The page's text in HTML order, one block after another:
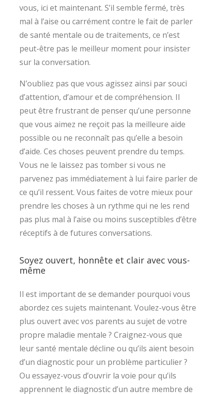
vous, ici et maintenant. S’il semble fermé, très
mal à l’aise ou carrément contre le fait de parler
de santé mentale ou de traitements, ce n’est
peut-être pas le meilleur moment pour insister
sur la conversation.
N’oubliez pas que vous agissez ainsi par souci
d’attention, d’amour et de compréhension. Il
peut être frustrant de penser qu’une personne
que vous aimez ne reçoit pas la meilleure aide
possible ou ne reconnaît pas qu’elle a besoin
d’aide. Ces choses peuvent prendre du temps.
Vous ne le laissez pas tomber si vous ne
parvenez pas immédiatement à lui faire parler de
ce qu’il ressent. Vous faites de votre mieux pour
prendre les choses à un rythme qui ne les rend
pas plus mal à l’aise ou moins susceptibles d’être
réceptifs à de futures conversations.
Soyez ouvert, honnête et clair avec vous-
même
Il est important de se demander pourquoi vous
abordez ces sujets maintenant. Voulez-vous être
plus ouvert avec vos parents au sujet de votre
propre maladie mentale ? Craignez-vous que
leur santé mentale décline ou qu’ils aient besoin
d’un diagnostic pour un problème particulier ?
Ou essayez-vous d’ouvrir la voie pour qu’ils
apprennent le diagnostic d’un autre membre de